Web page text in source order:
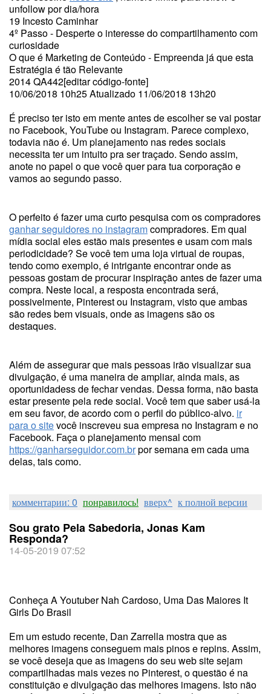
unfollow por dia/hora
19 Incesto Caminhar
4º Passo - Desperte o interesse do compartilhamento com
curiosidade
O que é Marketing de Conteúdo - Empreenda já que esta
Estratégia é tão Relevante
2014 QA442[editar código-fonte]
10/06/2018 10h25 Atualizado 11/06/2018 13h20
É preciso ter isto em mente antes de escolher se vai postar
no Facebook, YouTube ou Instagram. Parece complexo,
todavia não é. Um planejamento nas redes sociais
necessita ter um intuito pra ser traçado. Sendo assim,
anote no papel o que você quer para tua corporação e
vamos ao segundo passo.
O perfeito é fazer uma curto pesquisa com os compradores
ganhar seguidores no instagramcompradores. Em qual
mídia social eles estão mais presentes e usam com mais
periodicidade? Se você tem uma loja virtual de roupas,
tendo como exemplo, é intrigante encontrar onde as
pessoas gostam de procurar inspiração antes de fazer uma
compra. Neste local, a resposta encontrada será,
possivelmente, Pinterest ou Instagram, visto que ambas
são redes bem visuais, onde as imagens são os
destaques.
Além de assegurar que mais pessoas irão visualizar sua
divulgação, é uma maneira de ampliar, ainda mais, as
oportunidadess de fechar vendas. Dessa forma, não basta
estar presente pela rede social. Você tem que saber usá-la
em seu favor, de acordo com o perfil do público-alvo. ir
para o sitevocê inscreveu sua empresa no Instagram e no
Facebook. Faça o planejamento mensal com
https://ganharseguidor.com.brpor semana em cada uma
delas, tais como.
комментарии: 0 понравилось! вверх^ к полной версии
Sou grato Pela Sabedoria, Jonas Kam
Responda?
14-05-2019 07:52
Conheça A Youtuber Nah Cardoso, Uma Das Maiores It
Girls Do Brasil
Em um estudo recente, Dan Zarrella mostra que as
melhores imagens conseguem mais pinos e repins. Assim,
se você deseja que as imagens do seu web site sejam
compartilhadas mais vezes no Pinterest, o questão é na
constituição e divulgação das melhores imagens. Isto não